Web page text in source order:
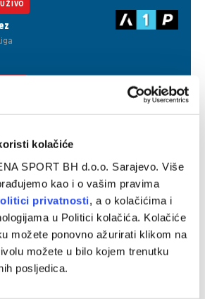
kolačiće
SPORT BH d.o.o. Sarajevo. Više
kao i o vašim pravima
privatnosti, a o kolačićima i
u Politici kolačića. Kolačiće
možete ponovno ažurirati klikom na
možete u bilo kojem trenutku
posljedica.